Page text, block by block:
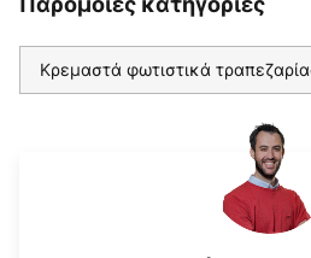
Κρεμαστά φωτιστικά